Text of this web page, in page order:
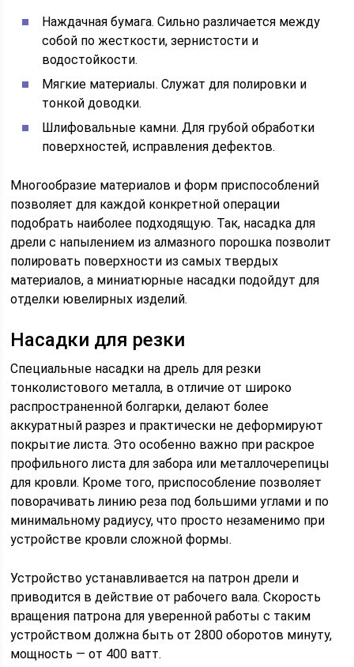
Наждачная бумага. Сильно различается между
собой по жесткости, зернистости и
водостойкости.
Мягкие материалы. Служат для полировки и
тонкой доводки.
Шлифовальные камни. Для грубой обработки
поверхностей, исправления дефектов.
Многообразие материалов и форм приспособлений
позволяет для каждой конкретной операции
подобрать наиболее подходящую. Так, насадка для
дрели с напылением из алмазного порошка позволит
полировать поверхности из самых твердых
материалов, а миниатюрные насадки подойдут для
отделки ювелирных изделий.
Насадки для резки
Специальные насадки на дрель для резки
тонколистового металла, в отличие от широко
распространенной болгарки, делают более
аккуратный разрез и практически не деформируют
покрытие листа. Это особенно важно при раскрое
профильного листа для забора или металлочерепицы
для кровли. Кроме того, приспособление позволяет
поворачивать линию реза под большими углами и по
минимальному радиусу, что просто незаменимо при
устройстве кровли сложной формы.
Устройство устанавливается на патрон дрели и
приводится в действие от рабочего вала. Скорость
вращения патрона для уверенной работы с таким
устройством должна быть от 2800 оборотов минуту,
мощность — от 400 ватт.